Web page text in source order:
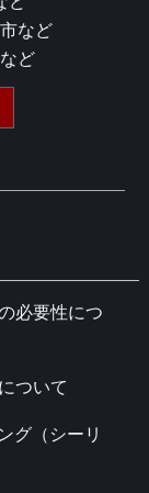
など
ど
必要性につ
ついて
グ（シーリ